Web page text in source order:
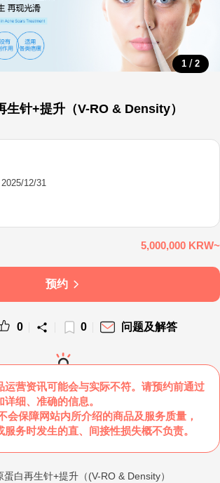
1 / 2
生针+提升（V-RO & Density）
5,000,000 KRW~
12/31
预约
0 0 问题及解答
营资讯可能会与实际不符。请预约前通过
细、准确的信息。
保障网站内所介绍的商品及服务质量，
务时发生的直、间接性损失概不负责。
白再生针+提升（(V-RO & Density）